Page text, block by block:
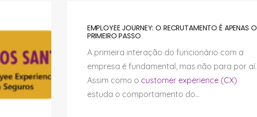
EMPLOYEE JOURNEY: O RECRUTAMENTO É APENAS O
PRIMEIRO PASSO
A primeira interação do funcionário com a
empresa é fundamental, mas não para por aí.
Assim como o customer experience (CX)
estuda o comportamento do...